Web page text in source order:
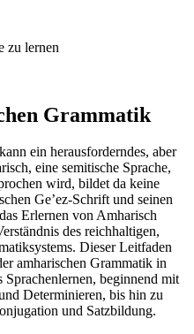
zu lernen
Grammatik
ein herausforderndes, aber
eine semitische Sprache,
wird, bildet da keine
Ge’ez-Schrift und seinen
Erlernen von Amharisch
des reichhaltigen,
Dieser Leitfaden
amharischen Grammatik in
beginnend mit
Determinieren, bis hin zu
und Satzbildung.